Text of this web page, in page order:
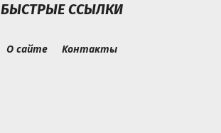
БЫСТРЫЕ ССЫЛКИ
О сайте Контакты